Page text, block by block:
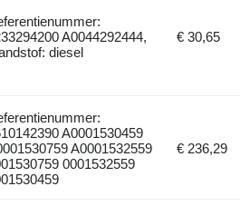
A0044292444,
diesel
€ 30,65
A0001530459
A0001532559
0001532559
€ 236,29